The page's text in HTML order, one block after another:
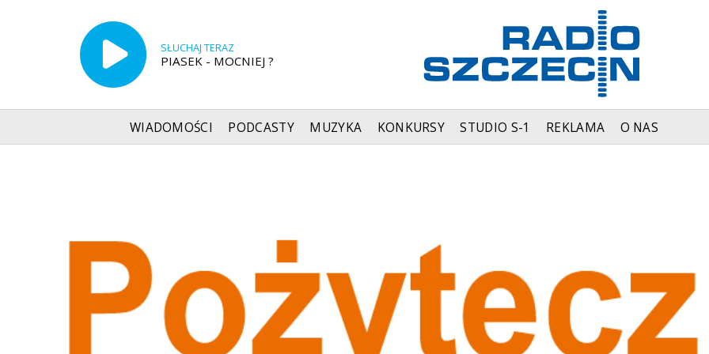
SŁUCHAJ TERAZ
PIASEK - MOCNIEJ ?
WIADOMOŚCI PODCASTY MUZYKA KONKURSY STUDIO S-1 REKLAMA O NAS